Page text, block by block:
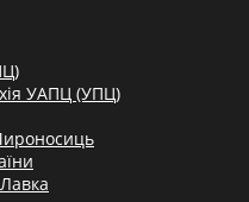
УАПЦ (УПЦ)